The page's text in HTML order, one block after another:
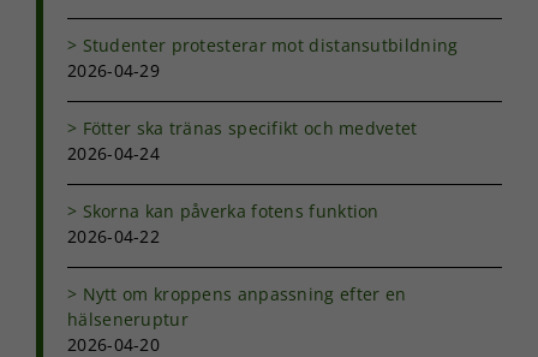
Studenter protesterar mot distansutbildning
2026-04-29
Fötter ska tränas specifikt och medvetet
2026-04-24
Skorna kan påverka fotens funktion
2026-04-22
Nytt om kroppens anpassning efter en
hälseneruptur
2026-04-20